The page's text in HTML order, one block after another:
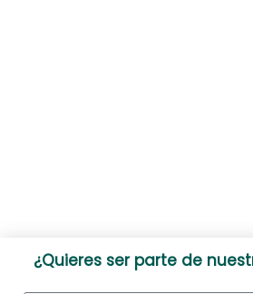
¿Quieres ser parte de